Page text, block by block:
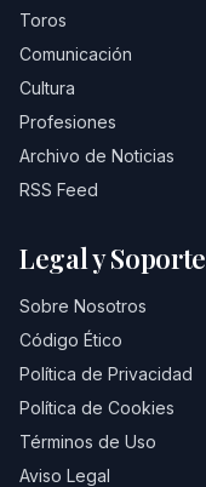
Toros
Comunicación
Cultura
Profesiones
Archivo de Noticias
RSS Feed
Legal y Soporte
Sobre Nosotros
Código Ético
Política de Privacidad
Política de Cookies
Términos de Uso
Aviso Legal